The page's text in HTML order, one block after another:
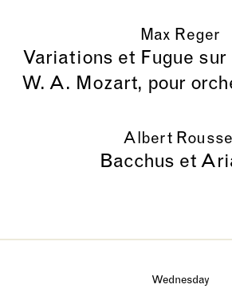
Max Reger
Variations et Fugue sur
W. A. Mozart, pour
Albert
Bacchus et
Wednesday